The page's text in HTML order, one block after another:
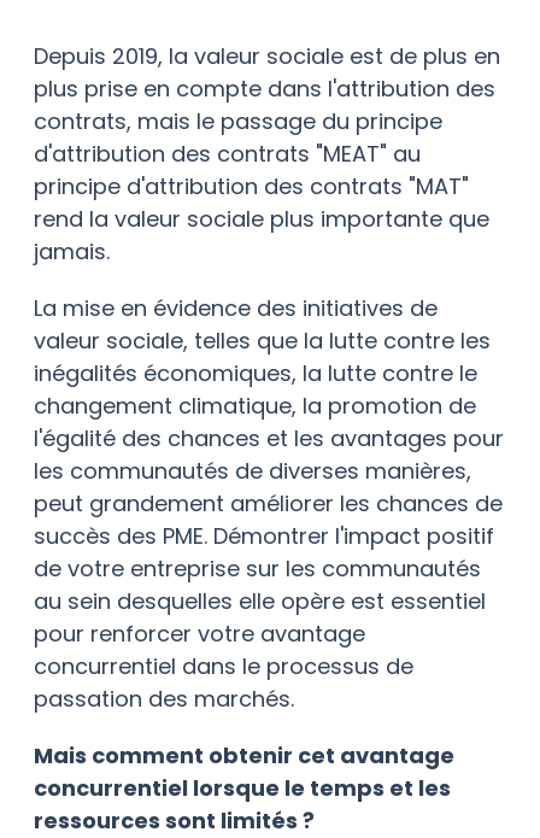
Depuis 2019, la valeur sociale est de plus en
plus prise en compte dans l'attribution des
contrats, mais le passage du principe
d'attribution des contrats "MEAT" au
principe d'attribution des contrats "MAT"
rend la valeur sociale plus importante que
jamais.
La mise en évidence des initiatives de
valeur sociale, telles que la lutte contre les
inégalités économiques, la lutte contre le
changement climatique, la promotion de
l'égalité des chances et les avantages pour
les communautés de diverses manières,
peut grandement améliorer les chances de
succès des PME. Démontrer l'impact positif
de votre entreprise sur les communautés
au sein desquelles elle opère est essentiel
pour renforcer votre avantage
concurrentiel dans le processus de
passation des marchés.
Mais comment obtenir cet avantage
concurrentiel lorsque le temps et les
ressources sont limités ?